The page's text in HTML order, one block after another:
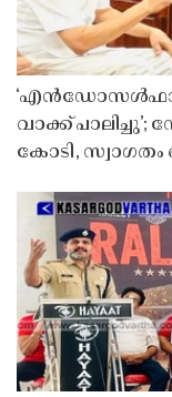
വാക്ക് പാലിച്ചു’;
കോടി, സ്വാഗതം